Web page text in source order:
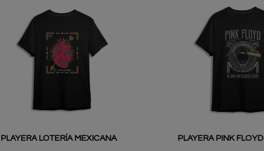
PLAYERA LOTERÍA MEXICANA PLAYERA PINK FLOYD